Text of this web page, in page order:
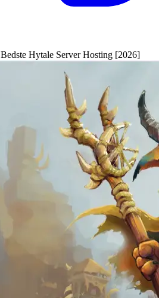
Bedste Hytale Server Hosting [2026]